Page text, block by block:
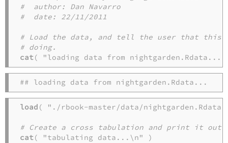
#  author: Dan Navarro
#  date: 22/11/2011
# Load the data, and tell the user that this
# doing.
cat( "loading data from
## loading data from nightgarden.Rdata...
load ( "./rbook-master/data/
# Create a cross tabulation and print it out:
cat( "tabulating data...\n" )